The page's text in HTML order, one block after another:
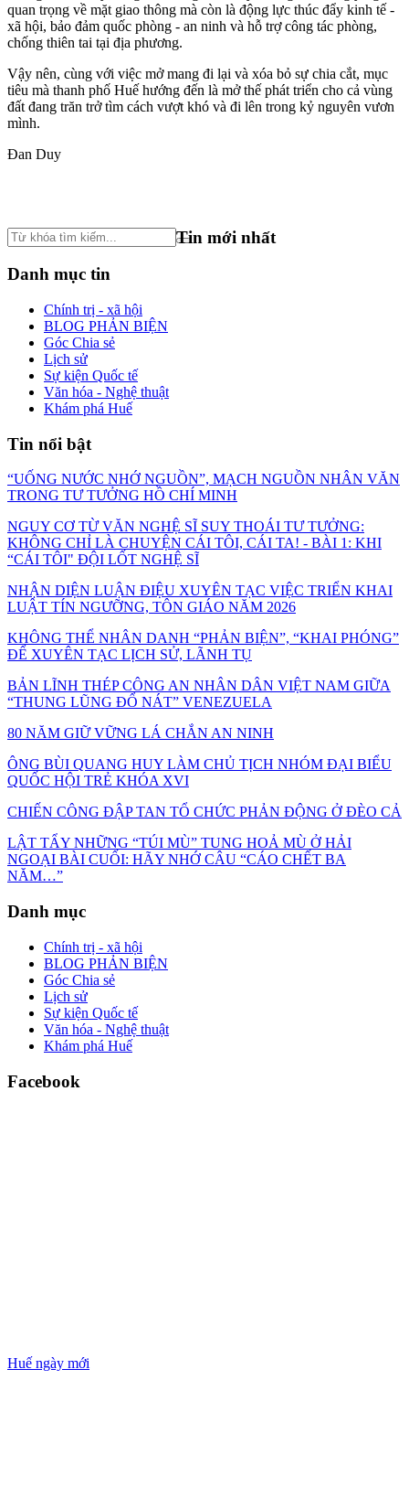
quan trọng về mặt giao thông mà còn là động lực thúc đẩy kinh tế -
xã hội, bảo đảm quốc phòng - an ninh và hỗ trợ công tác phòng,
chống thiên tai tại địa phương.
Vậy nên, cùng với việc mở mang đi lại và xóa bỏ sự chia cắt, mục
tiêu mà thanh phố Huế hướng đến là mở thế phát triển cho cả vùng
đất đang trăn trở tìm cách vượt khó và đi lên trong kỷ nguyên vươn
mình.
Đan Duy
Tin mới nhất
Danh mục tin
Chính trị - xã hội
BLOG PHẢN BIỆN
Góc Chia sẻ
Lịch sử
Sự kiện Quốc tế
Văn hóa - Nghệ thuật
Khám phá Huế
Tin nổi bật
“UỐNG NƯỚC NHỚ NGUỒN”, MẠCH NGUỒN NHÂN VĂN
TRONG TƯ TƯỞNG HỒ CHÍ MINH
NGUY CƠ TỪ VĂN NGHỆ SĨ SUY THOÁI TƯ TƯỞNG:
KHÔNG CHỈ LÀ CHUYỆN CÁI TÔI, CÁI TA! - BÀI 1: KHI
“CÁI TÔI" ĐỘI LỐT NGHỆ SĨ
NHẬN DIỆN LUẬN ĐIỆU XUYÊN TẠC VIỆC TRIỂN KHAI
LUẬT TÍN NGƯỠNG, TÔN GIÁO NĂM 2026
KHÔNG THỂ NHÂN DANH “PHẢN BIỆN”, “KHAI PHÓNG”
ĐỂ XUYÊN TẠC LỊCH SỬ, LÃNH TỤ
BẢN LĨNH THÉP CÔNG AN NHÂN DÂN VIỆT NAM GIỮA
“THUNG LŨNG ĐỔ NÁT” VENEZUELA
80 NĂM GIỮ VỮNG LÁ CHẮN AN NINH
ÔNG BÙI QUANG HUY LÀM CHỦ TỊCH NHÓM ĐẠI BIỂU
QUỐC HỘI TRẺ KHÓA XVI
CHIẾN CÔNG ĐẬP TAN TỔ CHỨC PHẢN ĐỘNG Ở ĐÈO CẢ
LẬT TẨY NHỮNG “TÚI MÙ” TUNG HOẢ MÙ Ở HẢI
NGOẠI BÀI CUỐI: HÃY NHỚ CÂU “CÁO CHẾT BA
NĂM…”
Danh mục
Chính trị - xã hội
BLOG PHẢN BIỆN
Góc Chia sẻ
Lịch sử
Sự kiện Quốc tế
Văn hóa - Nghệ thuật
Khám phá Huế
Facebook
Huế ngày mới